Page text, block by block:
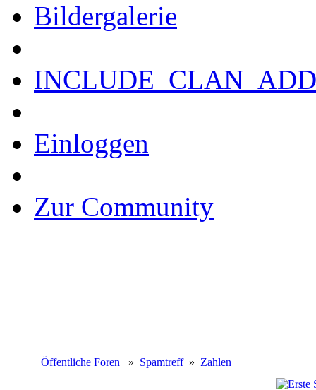
Bildergalerie
Einloggen
Zur Community
Öffentliche Foren » Spamtreff» Zahlen